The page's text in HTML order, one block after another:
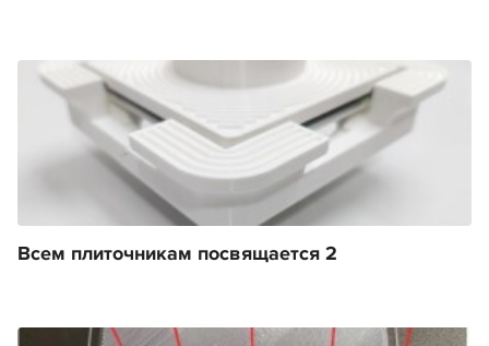
Всем плиточникам посвящается 2